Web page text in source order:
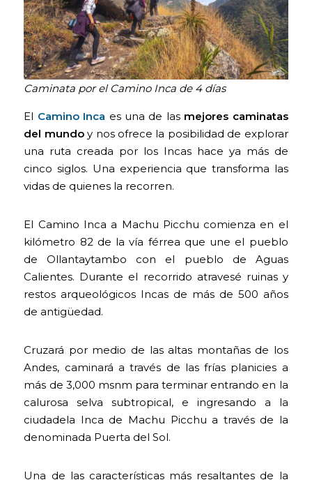
Caminata por el Camino Inca de 4 días
El Camino Inca es una de las mejores caminatas
del mundoy nos ofrece la posibilidad de explorar
una ruta creada por los Incas hace ya más de
cinco siglos. Una experiencia que transforma las
vidas de quienes la recorren.
El Camino Inca a Machu Picchu comienza en el
kilómetro 82 de la vía férrea que une el pueblo
de Ollantaytambo con el pueblo de Aguas
Calientes. Durante el recorrido atravesé ruinas y
restos arqueológicos Incas de más de 500 años
de antigüedad.
Cruzará por medio de las altas montañas de los
Andes, caminará a través de las frías planicies a
más de 3,000 msnm para terminar entrando en la
calurosa selva subtropical, e ingresando a la
ciudadela Inca de Machu Picchu a través de la
denominada Puerta del Sol.
Una de las características más resaltantes de la